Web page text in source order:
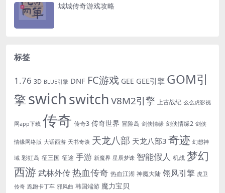
城城传奇游戏攻略
标签
1.76 3D BLUE引擎 DNF FC游戏 GEE GEE引擎 GOM引
擎swichswitchV8M2引擎 上古战纪 么么虎影视
网app下载 传奇 传奇3 传奇世界 冒险岛 剑侠情缘 剑侠情缘2 剑侠
情缘网络版 大话西游 天书奇谈 天龙八部 天龙八部3 奇迹 幻想神
域 彩虹岛 征三国 征途 手游 新魔界 星辰梦诛 智能假人 机战 梦幻
西游 武林外传热血传奇 热血江湖 神魔大陆 翎风引擎 虎卫
传奇 跑跑卡丁车 邪风曲 韩国端游 魔力宝贝